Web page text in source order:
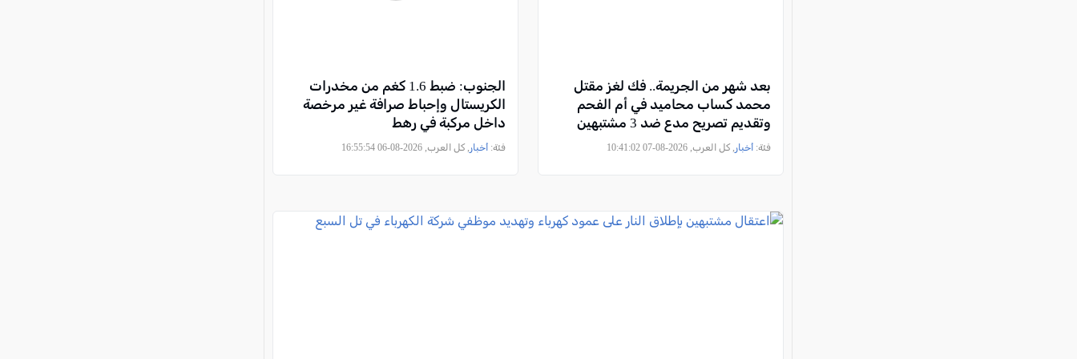
بعد شهر من الجريمة.. فك لغز مقتل
محمد كساب محاميد في أم الفحم
وتقديم تصريح مدعٍ ضد 3 مشتبهين
فئة: أخبار , كل العرب, 2026-08-07 10:41:02
الجنوب: ضبط 1.6 كغم من مخدرات
الكريستال وإحباط صرافة غير مرخصة
داخل مركبة في رهط
فئة: أخبار , كل العرب, 2026-08-06 16:55:54